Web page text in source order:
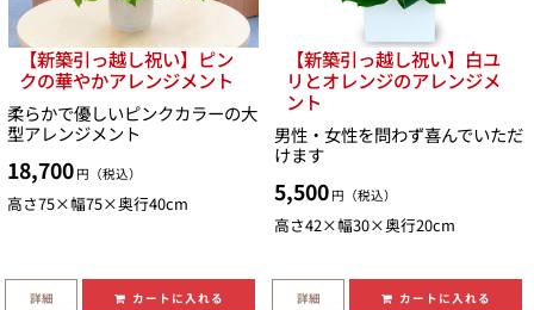
【新築引っ越し祝い】ピン
クの華やかアレンジメント
柔らかで優しいピンクカラーの大
型アレンジメント
18,700 円（税込）
高さ75×幅75×奥行40cm
詳細 カートに入れる
【新築引っ越し祝い】白ユ
リとオレンジのアレンジメ
ント
男性・女性を問わず喜んでいただ
けます
5,500 円（税込）
高さ42×幅30×奥行20cm
詳細 カートに入れる